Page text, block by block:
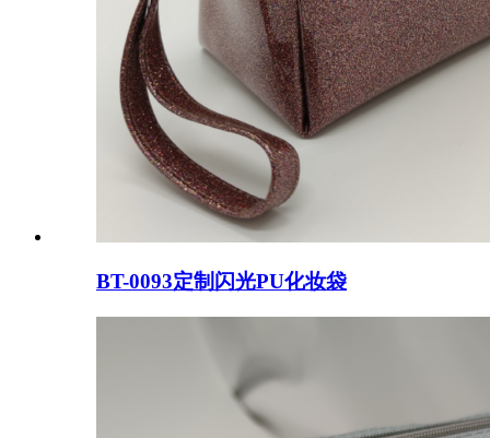
BT-0093定制闪光PU化妆袋